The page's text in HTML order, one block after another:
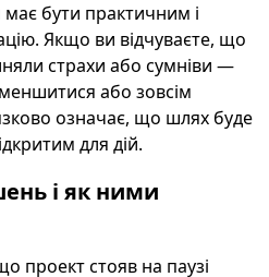
бути практичним і
Якщо ви відчуваєте, що
страхи або сумніви —
або зовсім
означає, що шлях буде
для дій.
і як ними
проект стояв на паузі